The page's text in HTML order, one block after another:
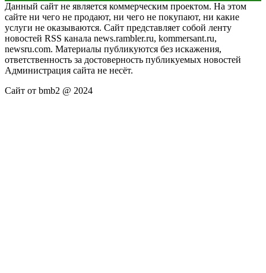
Данный сайт не является коммерческим проектом. На этом
сайте ни чего не продают, ни чего не покупают, ни какие
услуги не оказываются. Сайт представляет собой ленту
новостей RSS канала news.rambler.ru, kommersant.ru,
newsru.com. Материалы публикуются без искажения,
ответственность за достоверность публикуемых новостей
Администрация сайта не несёт.
Сайт от bmb2 @ 2024